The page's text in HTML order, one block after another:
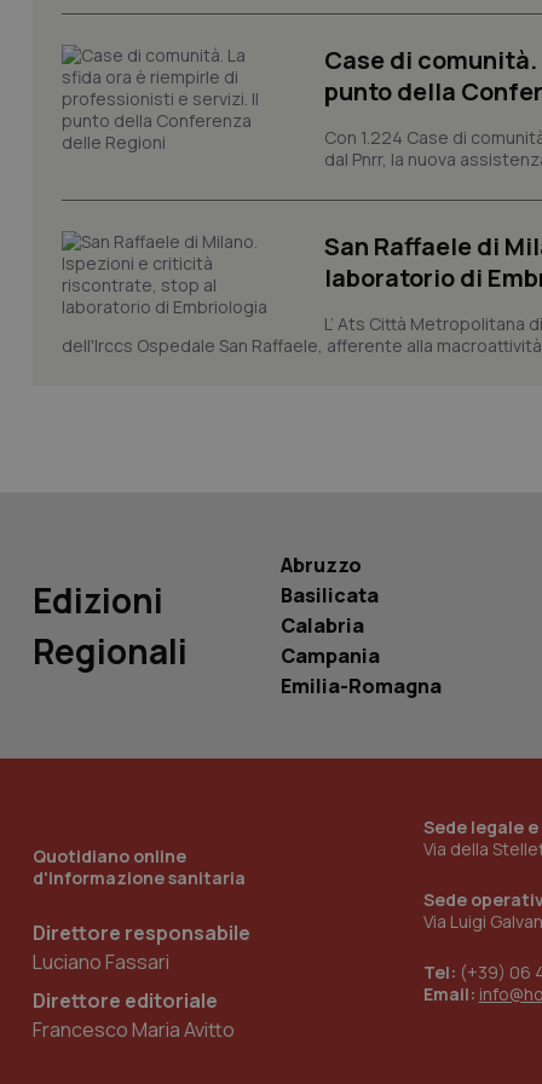
Case di
punto della
Con 1.224 Case di
dal Pnrr, la nuova
San Raffaele di
laboratorio di
L’ Ats Città Metropolitana
dell'Irccs Ospedale San Raffaele, afferente alla
Edizioni
Regionali
Abruzzo
Basilicata
Calabria
Campania
Emilia-Romagna
Quotidiano online
d'informazione sanitaria
Direttore responsabile
Luciano Fassari
Direttore editoriale
Francesco Maria Avitto
Sede legale
Via della
Sede
Via Luigi
Tel: (+39) 06
Email:
tracking-sites-
tracking-sites-
session-id
_ga
_ga_0VMQEQKQ1N
__Secure-YNID